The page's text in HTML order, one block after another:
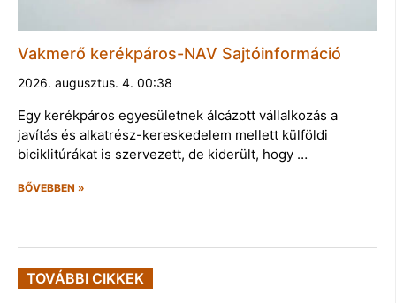
Vakmerő kerékpáros-NAV Sajtóinformáció
2026. augusztus. 4. 00:38
Egy kerékpáros egyesületnek álcázott vállalkozás a
javítás és alkatrész-kereskedelem mellett külföldi
biciklitúrákat is szervezett, de kiderült, hogy …
BŐVEBBEN »
TOVÁBBI CIKKEK